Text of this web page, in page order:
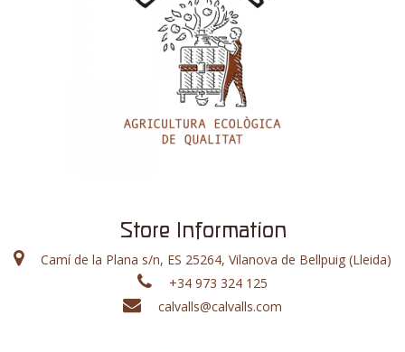
Store Information
Camí de la Plana s/n, ES 25264, Vilanova de Bellpuig (Lleida)
+34 973 324 125
calvalls@calvalls.com